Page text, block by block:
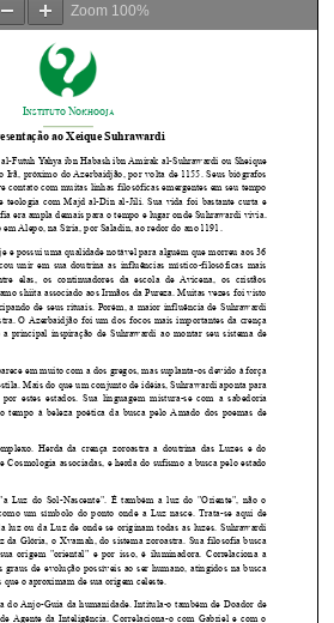
Zoom 100%